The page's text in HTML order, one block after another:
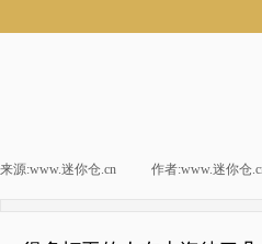
来源:www.迷你仓.cn 作者:www.迷你仓